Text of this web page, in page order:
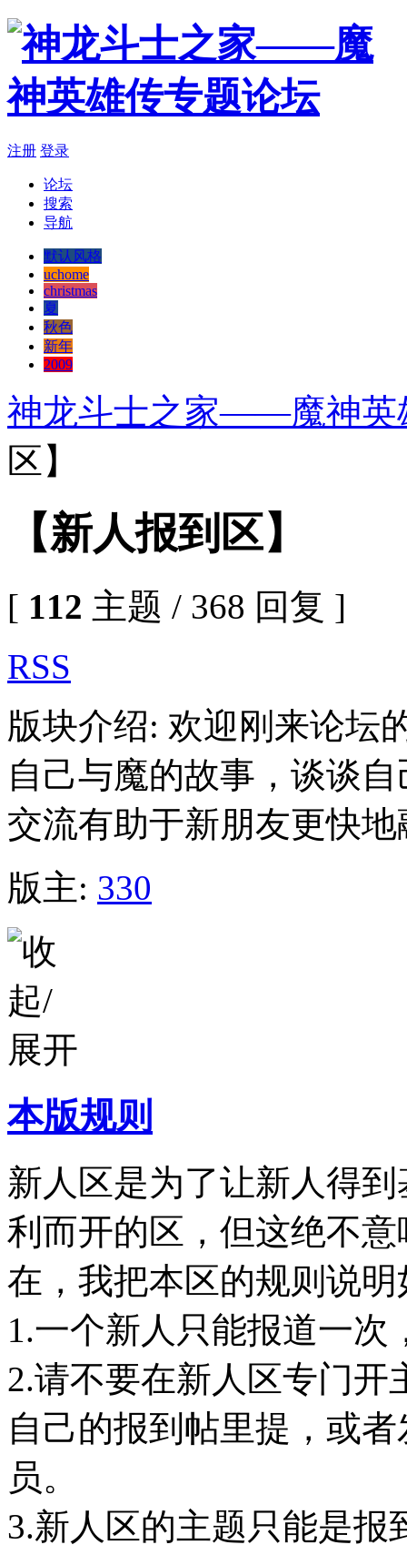
注册 登录
论坛
搜索
导航
默认风格
uchome
christmas
夏
秋色
新年
2009
神龙斗士之家——魔神英
区】
【新人报到区】
[ 112 主题 / 368 回复 ]
RSS
版块介绍: 欢迎刚来论坛
自己与魔的故事，谈谈
交流有助于新朋友更快
版主: 330
本版规则
新人区是为了让新人得
利而开的区，但这绝不
在，我把本区的规则说明
1.一个新人只能报道一次
2.请不要在新人区专门
自己的报到帖里提，或
员。
3.新人区的主题只能是